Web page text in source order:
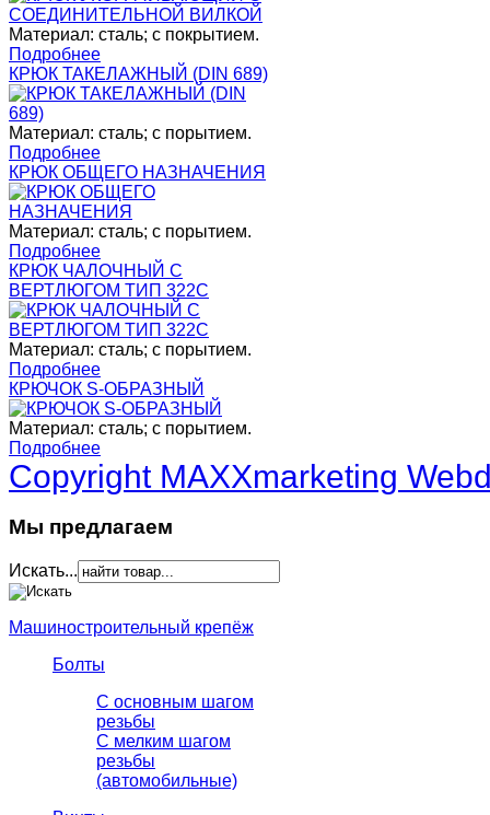
Материал: сталь; с покрытием.
Подробнее
КРЮК ТАКЕЛАЖНЫЙ (DIN 689)
Материал: сталь; с порытием.
Подробнее
КРЮК ОБЩЕГО НАЗНАЧЕНИЯ
Материал: сталь; с порытием.
Подробнее
КРЮК ЧАЛОЧНЫЙ С
ВЕРТЛЮГОМ ТИП 322C
Материал: сталь; с порытием.
Подробнее
КРЮЧОК S-ОБРАЗНЫЙ
Материал: сталь; с порытием.
Подробнее
Copyright MAXXmarketing
Мы предлагаем
Искать...
Машиностроительный крепёж
Болты
С основным шагом
резьбы
C мелким шагом
резьбы
(автомобильные)